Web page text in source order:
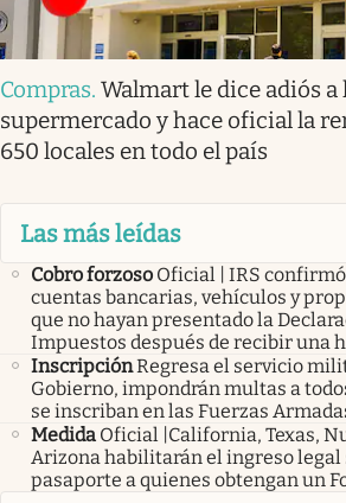
Compras. Walmart le dice adiós
supermercado y hace oficial la
650 locales en todo el país
Las más leídas
Cobro forzoso Oficial | IRS
cuentas bancarias, vehículos y
que no hayan presentado la
Impuestos después de recibir una
InscripciónRegresa el servicio
Gobierno, impondrán multas a
se inscriban en las Fuerzas
Medida Oficial |California, Texas,
Arizona habilitarán el ingreso legal
pasaporte a quienes obtengan un